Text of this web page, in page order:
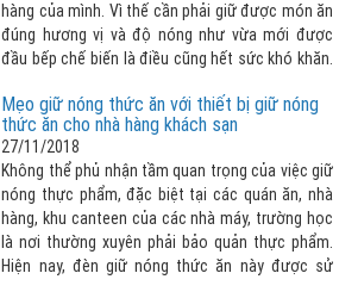
thiệu dòng máy rửa bát công nghiệp Zanussi
chính là một trong những lời giải vô cùng hợp lý
cho vấn đề mà doanh nghiệp đang gặp phải !
hàng của mình. Vì thế cần phải giữ được món ăn
đúng hương vị và độ nóng như vừa mới được
đầu bếp chế biến là điều cũng hết sức khó khăn.
lớn thì đèn giữ nóng thức ăn là lựa chọn tuyệt
vời nhất cho nhà hàng khách sạn của bạn.
Mẹo giữ nóng thức ăn với thiết bị giữ nóng
thức ăn cho nhà hàng khách sạn
27/11/2018
Không thể phủ nhận tầm quan trọng của việc giữ
nóng thực phẩm, đặc biệt tại các quán ăn, nhà
hàng, khu canteen của các nhà máy, trường học
là nơi thường xuyên phải bảo quản thực phẩm.
Hiện nay, đèn giữ nóng thức ăn này được sử